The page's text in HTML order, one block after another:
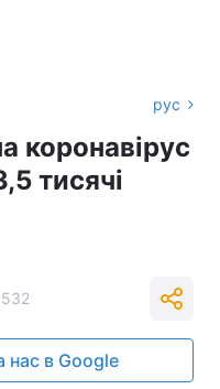
рус
коронавірус
тисячі
нас в Google